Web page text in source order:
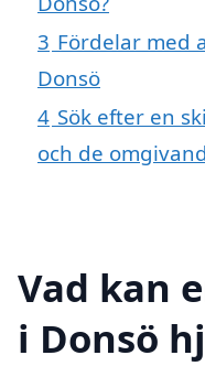
3 Fördelar med
Donsö
4 Sök efter en
och de
Vad kan
i Donsö